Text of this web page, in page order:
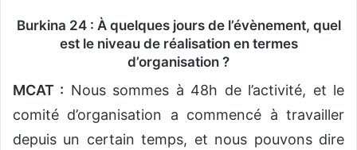
Burkina 24 : À quelques jours de l’évènement, quel
est le niveau de réalisation en termes
d’organisation ?
MCAT : Nous sommes à 48h de l’activité, et le
comité d’organisation a commencé à travailler
depuis un certain temps, et nous pouvons dire